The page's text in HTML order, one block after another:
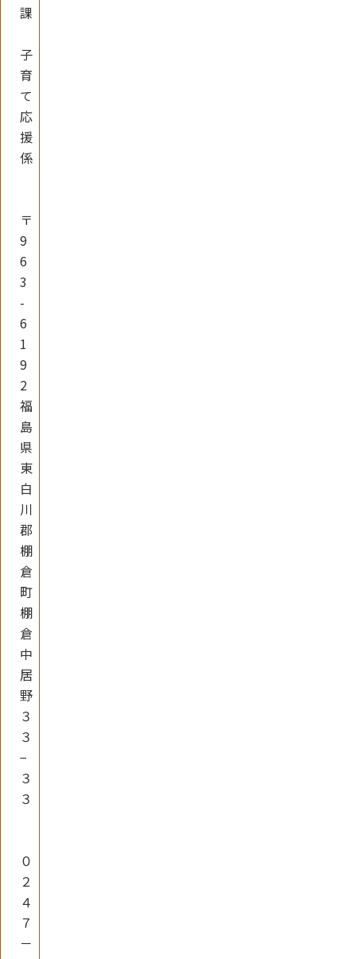
課
子
育
て
応
援
係
〒
9
6
3
-
6
1
9
2
福
島
県
東
白
川
郡
棚
倉
町
棚
倉
中
居
野
３
３
−
３
３
０
２
４
７
－